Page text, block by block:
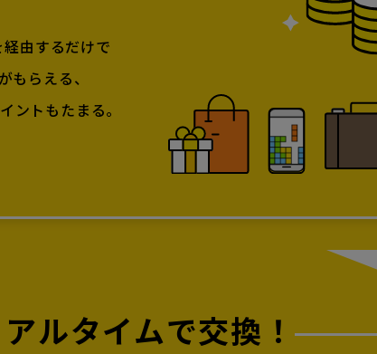
由するだけで
もらえる、
ントもたまる。
ルタイムで交換！